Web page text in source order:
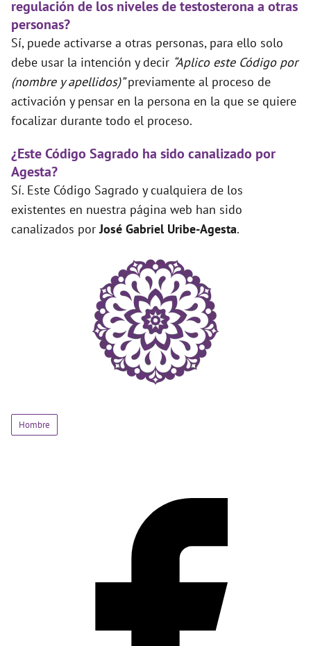
regulación de los niveles de testosterona a otras
personas?
Sí, puede activarse a otras personas, para ello solo
debe usar la intención y decir “Aplico este Código por
(nombre y apellidos)”previamente al proceso de
activación y pensar en la persona en la que se quiere
focalizar durante todo el proceso.
¿Este Código Sagrado ha sido canalizado por
Agesta?
Sí. Este Código Sagrado y cualquiera de los
existentes en nuestra página web han sido
canalizados porJosé Gabriel Uribe-Agesta.
Hombre